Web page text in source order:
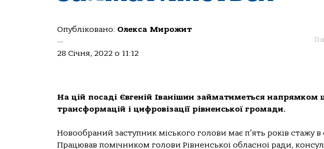
Опубліковано: Олекса Мирожит
—
28 Січня, 2022 о 11:12
На цій посаді Євгеній Іванішин займатиметься напрямком
трансформацій і цифровізації рівненської громади.
Новообраний заступник міського голови має п’ять років стажу
Працював помічником голови Рівненської обласної ради,